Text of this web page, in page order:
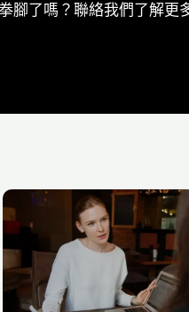
腳了嗎？聯絡我們了解更